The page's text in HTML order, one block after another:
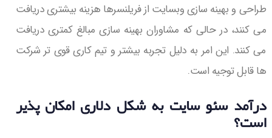
طراحی و بهینه سازی وبسایت از فریلنسرها هزینه بیشتری دریافت
می کنند، در حالی که مشاوران بهینه سازی مبالغ کمتری دریافت
می کنند. این امر به دلیل تجربه بیشتر و تیم کاری قوی تر شرکت
ها قابل توجیه است.
درآمد سئو سایت به شکل دلاری امکان پذیر
است؟